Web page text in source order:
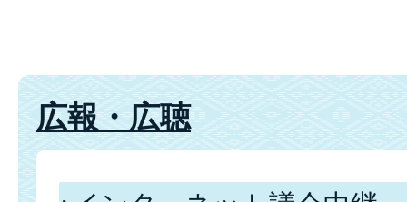
広報・広聴